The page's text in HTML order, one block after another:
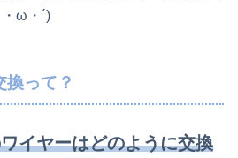
ω・´)
換って？
イヤーはどのように交換